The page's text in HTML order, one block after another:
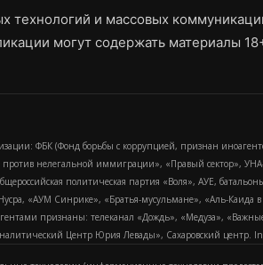
технологий и массовых
могут содержать материалы
ФБК (Фонд борьбы с коррупцией, признан
против нелегальной иммиграции», «Правый сектор»,
политическая партия «Воля», АУЕ,
«АУМ Синрике», «Братья-мусульмане», «Аль-
признаны: телеканал «Дождь», «Медуза»,
Центр Юрия Левады», Сахаровский центр.